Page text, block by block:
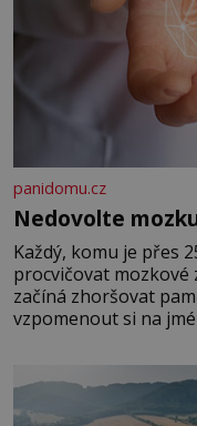
panidomu.cz
Nedovolte
Každý, komu je přes
procvičovat
začíná zhoršovat
vzpomenout si na
Je to opravdu tak, s
rozhodla stávkovat.